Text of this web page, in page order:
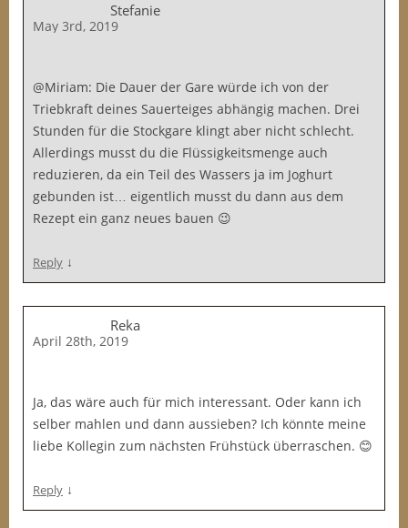
Stefanie
May 3rd, 2019
@Miriam: Die Dauer der Gare würde ich von der
Triebkraft deines Sauerteiges abhängig machen. Drei
Stunden für die Stockgare klingt aber nicht schlecht.
Allerdings musst du die Flüssigkeitsmenge auch
reduzieren, da ein Teil des Wassers ja im Joghurt
gebunden ist… eigentlich musst du dann aus dem
Rezept ein ganz neues bauen 😉
Reply ↓
Reka
April 28th, 2019
Ja, das wäre auch für mich interessant. Oder kann ich
selber mahlen und dann aussieben? Ich könnte meine
liebe Kollegin zum nächsten Frühstück überraschen. 😊
Reply ↓